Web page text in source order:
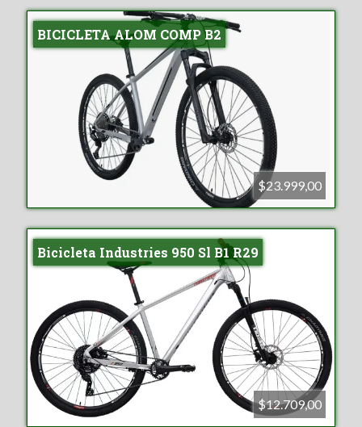
BICICLETA ALOM COMP B2
$23.999,00
Bicicleta Industries 950 Sl B1 R29
$12.709,00